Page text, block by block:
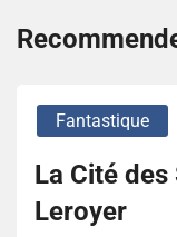
Fantastique
La Cité
Leroyer